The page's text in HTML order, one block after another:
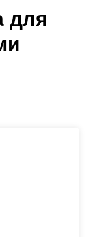
для